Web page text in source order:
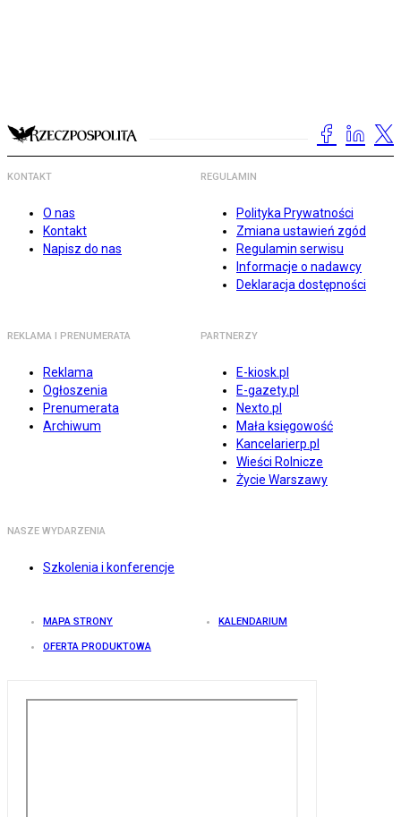
KONTAKT
O nas
Kontakt
Napisz do nas
REGULAMIN
Polityka Prywatności
Zmiana ustawień zgód
Regulamin serwisu
Informacje o nadawcy
Deklaracja dostępności
REKLAMA I PRENUMERATA
Reklama
Ogłoszenia
Prenumerata
Archiwum
PARTNERZY
E-kiosk.pl
E-gazety.pl
Nexto.pl
Mała księgowość
Kancelarierp.pl
Wieści Rolnicze
Życie Warszawy
NASZE WYDARZENIA
Szkolenia i konferencje
MAPA STRONY KALENDARIUM
OFERTA PRODUKTOWA